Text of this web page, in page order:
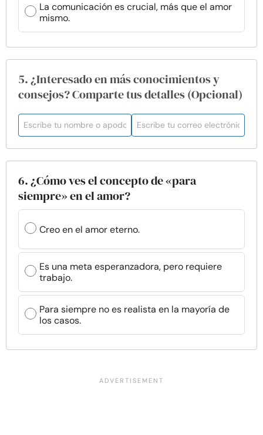
La comunicación es crucial, más que el amor
mismo.
5. ¿Interesado en más conocimientos y
consejos? Comparte tus detalles (Opcional)
6. ¿Cómo ves el concepto de «para
siempre» en el amor?
Creo en el amor eterno.
Es una meta esperanzadora, pero requiere
trabajo.
Para siempre no es realista en la mayoría de
los casos.